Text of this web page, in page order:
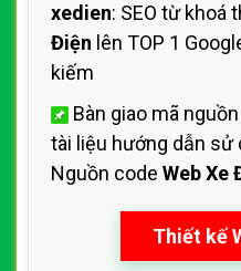
xedien: SEO từ khoá
Điện lên TOP 1
kiếm
Bàn giao mã nguồn
tài liệu hướng dẫn sử
Nguồn code Web Xe
Thiết kế